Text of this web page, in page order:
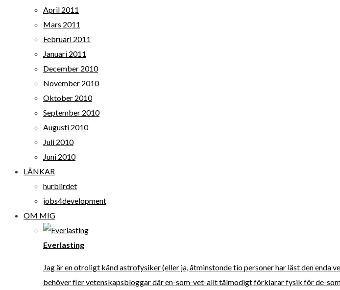
April 2011
Mars 2011
Februari 2011
Januari 2011
December 2010
November 2010
Oktober 2010
September 2010
Augusti 2010
Juli 2010
Juni 2010
LÄNKAR
hurblirdet
jobs4development
OM MIG
Everlasting
Jag är en otroligt känd astrofysiker (eller ja, åtminstonde tio personer har läst den
behöver fler vetenskapsbloggar där en-som-vet-allt tålmodigt förklarar fysik för de-